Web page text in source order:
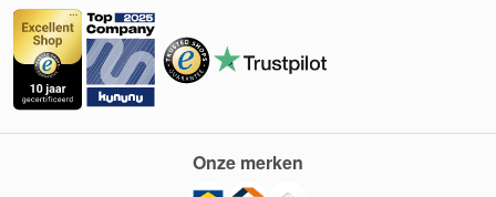
Onze merken